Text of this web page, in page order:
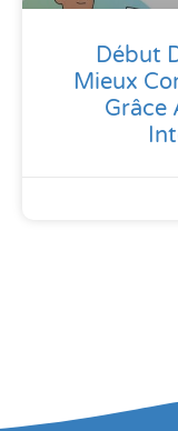
Début
Mieux
Grâce